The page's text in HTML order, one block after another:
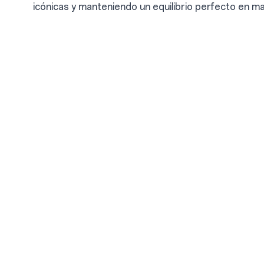
icónicas y manteniendo un equilibrio perfecto en